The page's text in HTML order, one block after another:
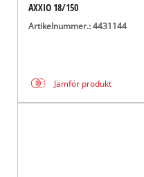
AXXIO 18/150
Artikelnummer.: 4431144
Jämför produkt